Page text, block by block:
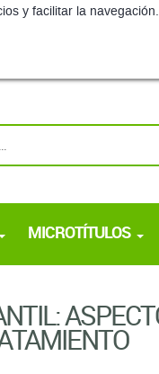
y facilitar la
MICROTÍTULOS